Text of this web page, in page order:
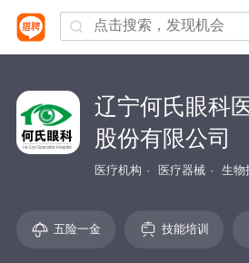
辽宁何氏眼科
股份有限公司
医疗机构 医疗器械 生物
五险一金 技能培训